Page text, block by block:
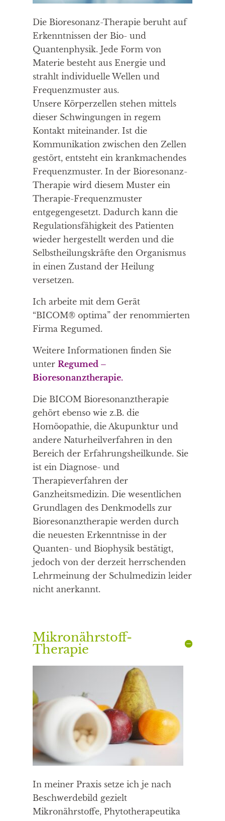
Die Bioresonanz-Therapie beruht auf
Erkenntnissen der Bio- und
Quantenphysik. Jede Form von
Materie besteht aus Energie und
strahlt individuelle Wellen und
Frequenzmuster aus.
Unsere Körperzellen stehen mittels
dieser Schwingungen in regem
Kontakt miteinander. Ist die
Kommunikation zwischen den Zellen
gestört, entsteht ein krankmachendes
Frequenzmuster. In der Bioresonanz-
Therapie wird diesem Muster ein
Therapie-Frequenzmuster
entgegengesetzt. Dadurch kann die
Regulationsfähigkeit des Patienten
wieder hergestellt werden und die
Selbstheilungskräfte den Organismus
in einen Zustand der Heilung
versetzen.
Ich arbeite mit dem Gerät
“BICOM® optima” der renommierten
Firma Regumed.
Weitere Informationen finden Sie
unter Regumed –
Bioresonanztherapie.
Die BICOM Bioresonanztherapie
gehört ebenso wie z.B. die
Homöopathie, die Akupunktur und
andere Naturheilverfahren in den
Bereich der Erfahrungsheilkunde. Sie
ist ein Diagnose- und
Therapieverfahren der
Ganzheitsmedizin. Die wesentlichen
Grundlagen des Denkmodells zur
Bioresonanztherapie werden durch
die neuesten Erkenntnisse in der
Quanten- und Biophysik bestätigt,
jedoch von der derzeit herrschenden
Lehrmeinung der Schulmedizin leider
nicht anerkannt.
Mikronährstoff-
Therapie
In meiner Praxis setze ich je nach
Beschwerdebild gezielt
Mikronährstoffe, Phytotherapeutika